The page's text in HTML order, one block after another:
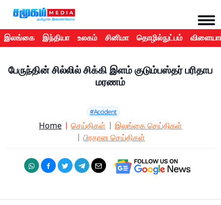
இலங்கை இந்தியா உலகம் சினிமா தொழில்நுட்பம்
பேருந்தின் சில்லில் சிக்கி இளம் குடும்பஸ்தர் பரிதாப
மரணம்
#Accident
Home செய்திகள்
இலங்கை செய்திகள்
பிரதான செய்திகள்